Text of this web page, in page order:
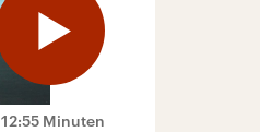
12:55 Minuten